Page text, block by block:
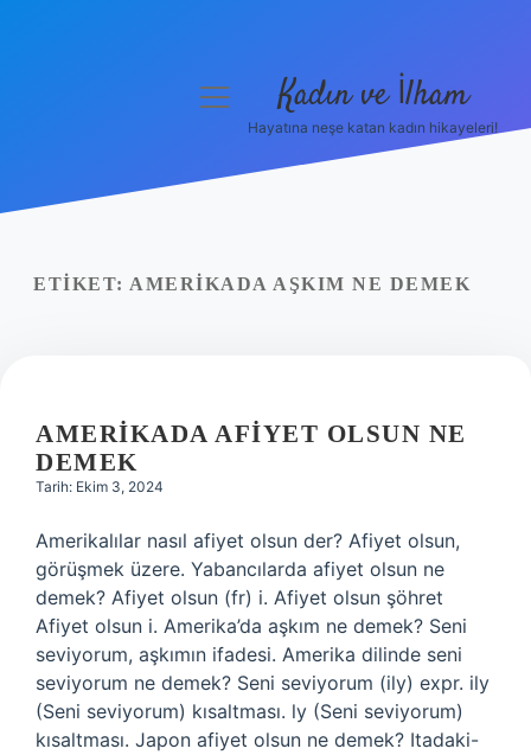
Yasal Uyarı
menüyü
Kadın ve İlham
Hayatına neşe katan kadın hikayeleri!
ETIKET: AMERIKADA AŞKIM NE DEMEK
AMERIKADA AFIYET OLSUN NE
DEMEK
Tarih: Ekim 3, 2024
Amerikalılar nasıl afiyet olsun der? Afiyet olsun,
görüşmek üzere. Yabancılarda afiyet olsun ne
demek? Afiyet olsun (fr) i. Afiyet olsun şöhret
Afiyet olsun i. Amerika’da aşkım ne demek? Seni
seviyorum, aşkımın ifadesi. Amerika dilinde seni
seviyorum ne demek? Seni seviyorum (ily) expr. ily
(Seni seviyorum) kısaltması. ly (Seni seviyorum)
kısaltması. Japon afiyet olsun ne demek? Itadaki-